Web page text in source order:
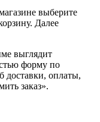
выберите
Далее
выглядит
форму по
доставки, оплаты,
заказ».